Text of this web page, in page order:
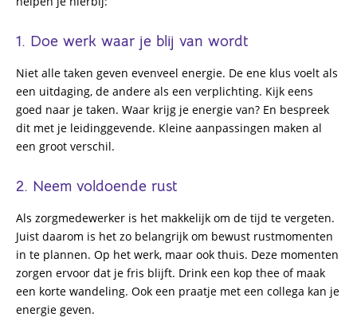
1. Doe werk waar je blij van wordt
Niet alle taken geven evenveel energie. De ene klus voelt als
een uitdaging, de andere als een verplichting. Kijk eens
goed naar je taken. Waar krijg je energie van? En bespreek
dit met je leidinggevende. Kleine aanpassingen maken al
een groot verschil.
2. Neem voldoende rust
Als zorgmedewerker is het makkelijk om de tijd te vergeten.
Juist daarom is het zo belangrijk om bewust rustmomenten
in te plannen. Op het werk, maar ook thuis. Deze momenten
zorgen ervoor dat je fris blijft. Drink een kop thee of maak
een korte wandeling. Ook een praatje met een collega kan je
energie geven.